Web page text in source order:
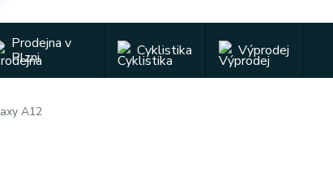
Prodejna v
Plzni
Cyklistika Výprodej
A12